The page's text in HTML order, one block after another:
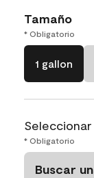
Tamaño
* Obligatorio
1 gallon
* Obligatorio
Buscar